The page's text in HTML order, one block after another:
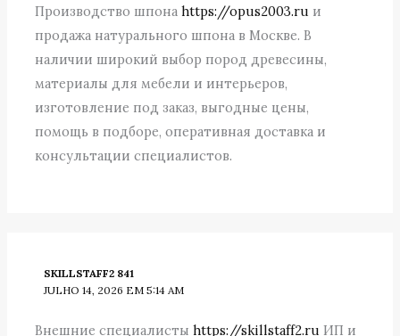
Производство шпонаhttps://opus2003.ru и
продажа натурального шпона в Москве. В
наличии широкий выбор пород древесины,
материалы для мебели и интерьеров,
изготовление под заказ, выгодные цены,
помощь в подборе, оперативная доставка и
консультации специалистов.
SKILLSTAFF2 841
JULHO 14, 2026 EM 5:14 AM
Внешние специалистыhttps://skillstaff2.ru ИП и